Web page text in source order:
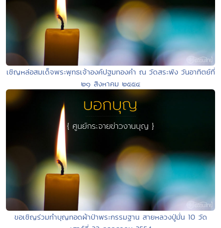
เชิญหล่อสมเด็จพระพุทธเจ้าองค์ปฐมทองคำ ณ วัดสระพัง วันอาทิตย์ที่
๒๑ สิงหาคม ๒๕๕๔
ขอเชิญร่วมทำบุญทอดผ้าป่าพระกรรมฐาน สายหลวงปู่มั่น 10 วัด